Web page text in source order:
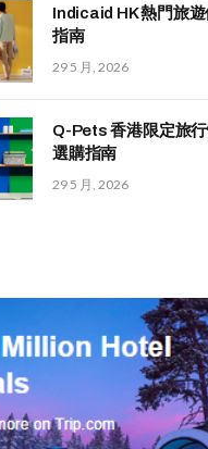
Indicaid HK 熱門旅
指南
29 5 月, 2026
Q-Pets 香港限定旅
選購指南
29 5 月, 2026